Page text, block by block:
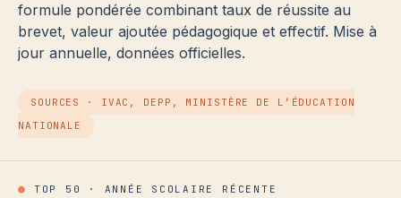
formule pondérée combinant taux de réussite au
brevet, valeur ajoutée pédagogique et effectif. Mise à
jour annuelle, données officielles.
SOURCES · IVAC, DEPP, MINISTÈRE DE L’ÉDUCATION
NATIONALE
● TOP 50 · ANNÉE SCOLAIRE RÉCENTE